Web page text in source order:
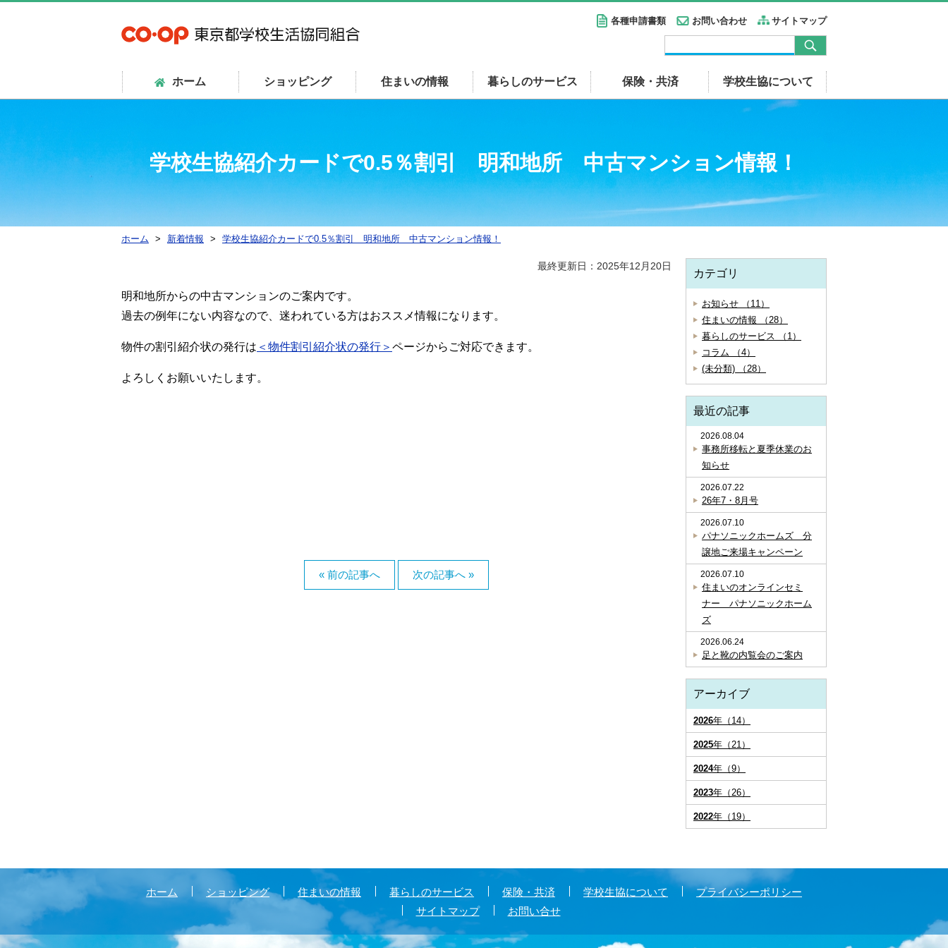
各種申請書類 お問い合わせ サイトマップ
ホーム ショッピング 住まいの情報 暮らしのサービス 保険・共済 学校生協について
学校生協紹介カードで0.5％割引 明和地所 中古マンション情報！
ホーム 新着情報 学校生協紹介カードで0.5％割引 明和地所 中古マンション情報！
最終更新日：2025年12月20日
明和地所からの中古マンションのご案内です。
過去の例年にない内容なので、迷われている方はおススメ情報になります。
物件の割引紹介状の発行は ＜物件割引紹介状の発行＞ ページからご対応できます。
よろしくお願いいたします。
« 前の記事へ 次の記事へ »
カテゴリ
お知らせ （11）
住まいの情報 （28）
暮らしのサービス （1）
コラム （4）
(未分類) （28）
最近の記事
2026.08.04
事務所移転と夏季休業のお
知らせ
2026.07.22
26年7・8月号
2026.07.10
パナソニックホームズ 分
譲地ご来場キャンペーン
2026.07.10
住まいのオンラインセミ
ナー パナソニックホーム
ズ
2026.06.24
足と靴の内覧会のご案内
アーカイブ
2026年（14）
2025年（21）
2024年（9）
2023年（26）
2022年（19）
ホーム ショッピング 住まいの情報 暮らしのサービス 保険・共済 学校生協について
プライバシーポリシー
サイトマップ
お問い合せ